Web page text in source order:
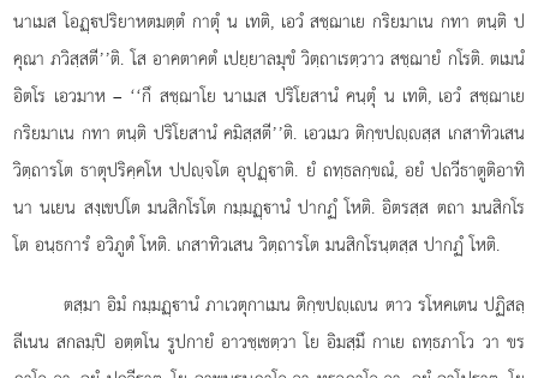
นาเมส โอฏฺปริยาหตมตฺตํ กาตุํ น เทติ, เอวํ สชฺฌาเย กริยมาเน กทา ตนฺติ ป
คุณา ภวิสฺสตี’’ติ. โส อาคตาคตํ เปยฺยาลมุขํ วิตฺถาเรตฺวาว สชฺฌายํ กโรติ. ตเมนํ
อิตโร เอวมาห – ‘‘กึ สชฺฌาโย นาเมส ปริโยสานํ คนฺตุํ น เทติ, เอวํ สชฺฌาเย
กริยมาเน กทา ตนฺติ ปริโยสานํ คมิสฺสตี’’ติ. เอวเมว ติกฺขปฺสฺส เกสาทิวเสน
วิตฺถารโต ธาตุปริคฺคโห ปปฺจโต อุปฏฺาติ. ยํ ถทฺธลกฺขณํ, อยํ ปถวีธาตูติอาทิ
นา นเยน สงฺเขปโต มนสิกโรโต กมฺมฏฺานํ ปากฏํ โหติ. อิตรสฺส ตถา มนสิกโร
โต อนฺธการํ อวิภูตํ โหติ. เกสาทิวเสน วิตฺถารโต มนสิกโรนฺตสฺส ปากฏํ โหติ.
ตสฺมา อิมํ กมฺมฏฺานํ ภาเวตุกาเมน ติกฺขปฺเน ตาว รโหคเตน ปฏิสลฺ
ลีเนน สกลมฺปิ อตฺตโน รูปกายํ อาวชฺเชตฺวา โย อิมสฺมึ กาเย ถทฺธภาโว วา ขร